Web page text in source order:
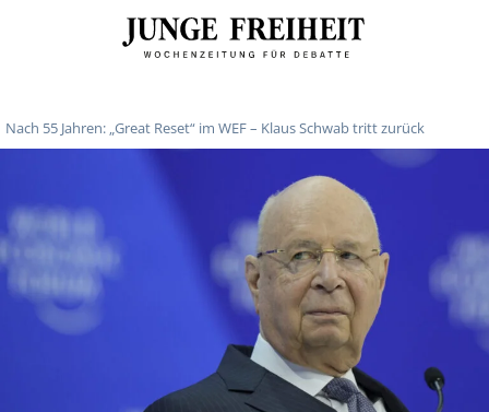
Nach 55 Jahren: „Great Reset“ im WEF – Klaus Schwab tritt zurück